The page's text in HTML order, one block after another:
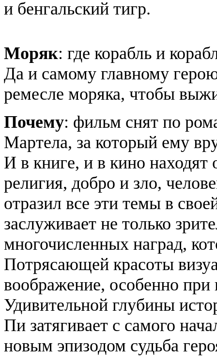
и бенгальский тигр.
Моряк: где корабль и
Да и самому главному
ремесле моряка, чтобы
Почему: фильм снят по
Мартела, за который ему
И в книге, и в кино
религия, добро и зло,
отразил все эти темы в
заслуживает не только
многочисленных наград,
Потрясающей красоты
воображение, особенно
Удивительной глубины
Пи затягивает с самого
новым эпизодом судьба